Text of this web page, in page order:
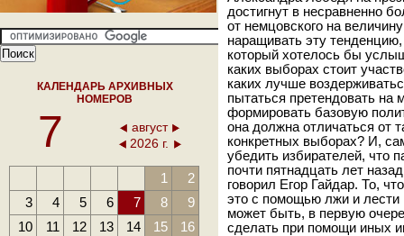
КАЛЕНДАРЬ АРХИВНЫХ
НОМЕРОВ
7
август
2026 г.
1
2
3
4 5 6 7 8
9
10
11 12 13 14 15
16
достигнут в несравненно
от немцовского на
наращивать эту
который хотелось бы
каких выборах стоит
каких лучше
пытаться претендовать на
формировать базовую
она должна отличаться от
конкретных выборах? И,
убедить избирателей, что
почти пятнадцать лет
говорил Егор Гайдар. То,
это с помощью лжи и лести
может быть, в первую
сделать при помощи иных